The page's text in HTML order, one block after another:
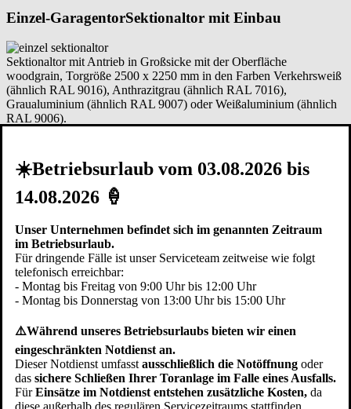
Einzel-GaragentorSektionaltor mit Einbau
Sektionaltor mit Antrieb in Großsicke mit der Oberfläche
woodgrain, Torgröße 2500 x 2250 mm in den Farben Verkehrsweiß
(ähnlich RAL 9016), Anthrazitgrau (ähnlich RAL 7016),
Graualuminium (ähnlich RAL 9007) oder Weißaluminium (ähnlich
RAL 9006).
zzgl. eventuell anfallender Kosten für Ausbau und Entsorgung des
alten Tores, Sanierung der Schwellenschiene etc.
Hier kostenfreien Vor-Ort-Termin vereinbaren
Doppel-GaragentorSektionaltor mit Einbau
Sektionaltor mit Antrieb in Großlamelle mit der Oberfläche
woodgrain, Torgröße 5000 x 2250 mm in den Farben Verkehrsweiß
(ähnlich RAL 9016), Anthrazitgrau (ähnlich RAL 7016),
Graualuminium (ähnlich RAL 9007) oder Weißaluminium (ähnlich
RAL 9006).
★ Jetzt ab € 4.759,- inkl. MwSt
✔ Kostenfreie Lieferung und Montage im Raum Tuttlingen!
zzgl. eventuell anfallender Kosten für Ausbau und Entsorgung des
☀️Betriebsurlaub vom 03.08.2026 bis
14.08.2026 🍦
Unser Unternehmen befindet sich im genannten Zeitraum
im Betriebsurlaub.
Für dringende Fälle ist unser Serviceteam zeitweise wie folgt
telefonisch erreichbar:
- Montag bis Freitag von 9:00 Uhr bis 12:00 Uhr
- Montag bis Donnerstag von 13:00 Uhr bis 15:00 Uhr
⚠️Während unseres Betriebsurlaubs bieten wir einen
eingeschränkten Notdienst an.
Dieser Notdienst umfasstausschließlich die Notöffnung oder
das sichere Schließen Ihrer Toranlage im Falle eines Ausfalls.
FürEinsätze im Notdienst entstehen zusätzliche Kosten, da